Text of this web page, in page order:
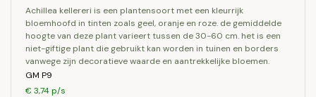
achillea kellereri is een plantensoort met een kleurrijk
bloemhoofd in tinten zoals geel, oranje en roze. de gemiddelde
hoogte van deze plant varieert tussen de 30-60 cm. het is een
niet-giftige plant die gebruikt kan worden in tuinen en borders
vanwege zijn decoratieve waarde en aantrekkelijke bloemen.
GM P9
€ 3,74 p/s